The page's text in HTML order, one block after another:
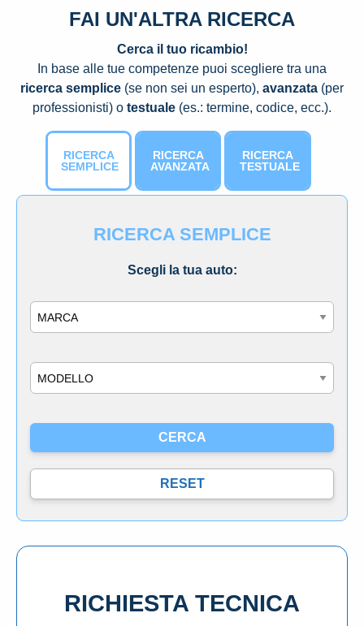
FAI UN'ALTRA RICERCA
Cerca il tuo ricambio!
In base alle tue competenze puoi scegliere tra una
ricerca semplice (se non sei un esperto), avanzata (per
professionisti) o testuale (es.: termine, codice, ecc.).
RICERCA
SEMPLICE
RICERCA
AVANZATA
RICERCA
TESTUALE
RICERCA SEMPLICE
Scegli la tua auto:
RICHIESTA TECNICA